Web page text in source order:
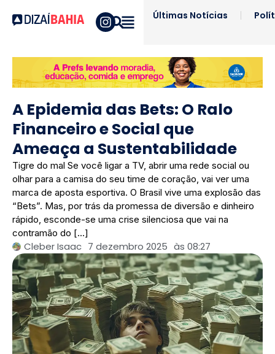
Últimas Notícias
A Epidemia das Bets: O Ralo
Financeiro e Social que
Ameaça a Sustentabilidade
Tigre do mal ​Se você ligar a TV, abrir uma rede social ou
olhar para a camisa do seu time de coração, vai ver uma
marca de aposta esportiva. O Brasil vive uma explosão das
“Bets”. Mas, por trás da promessa de diversão e dinheiro
rápido, esconde-se uma crise silenciosa que vai na
contramão do […]
Cleber Isaac 7 dezembro 2025 às 08:27